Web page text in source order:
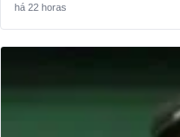
há 22 horas